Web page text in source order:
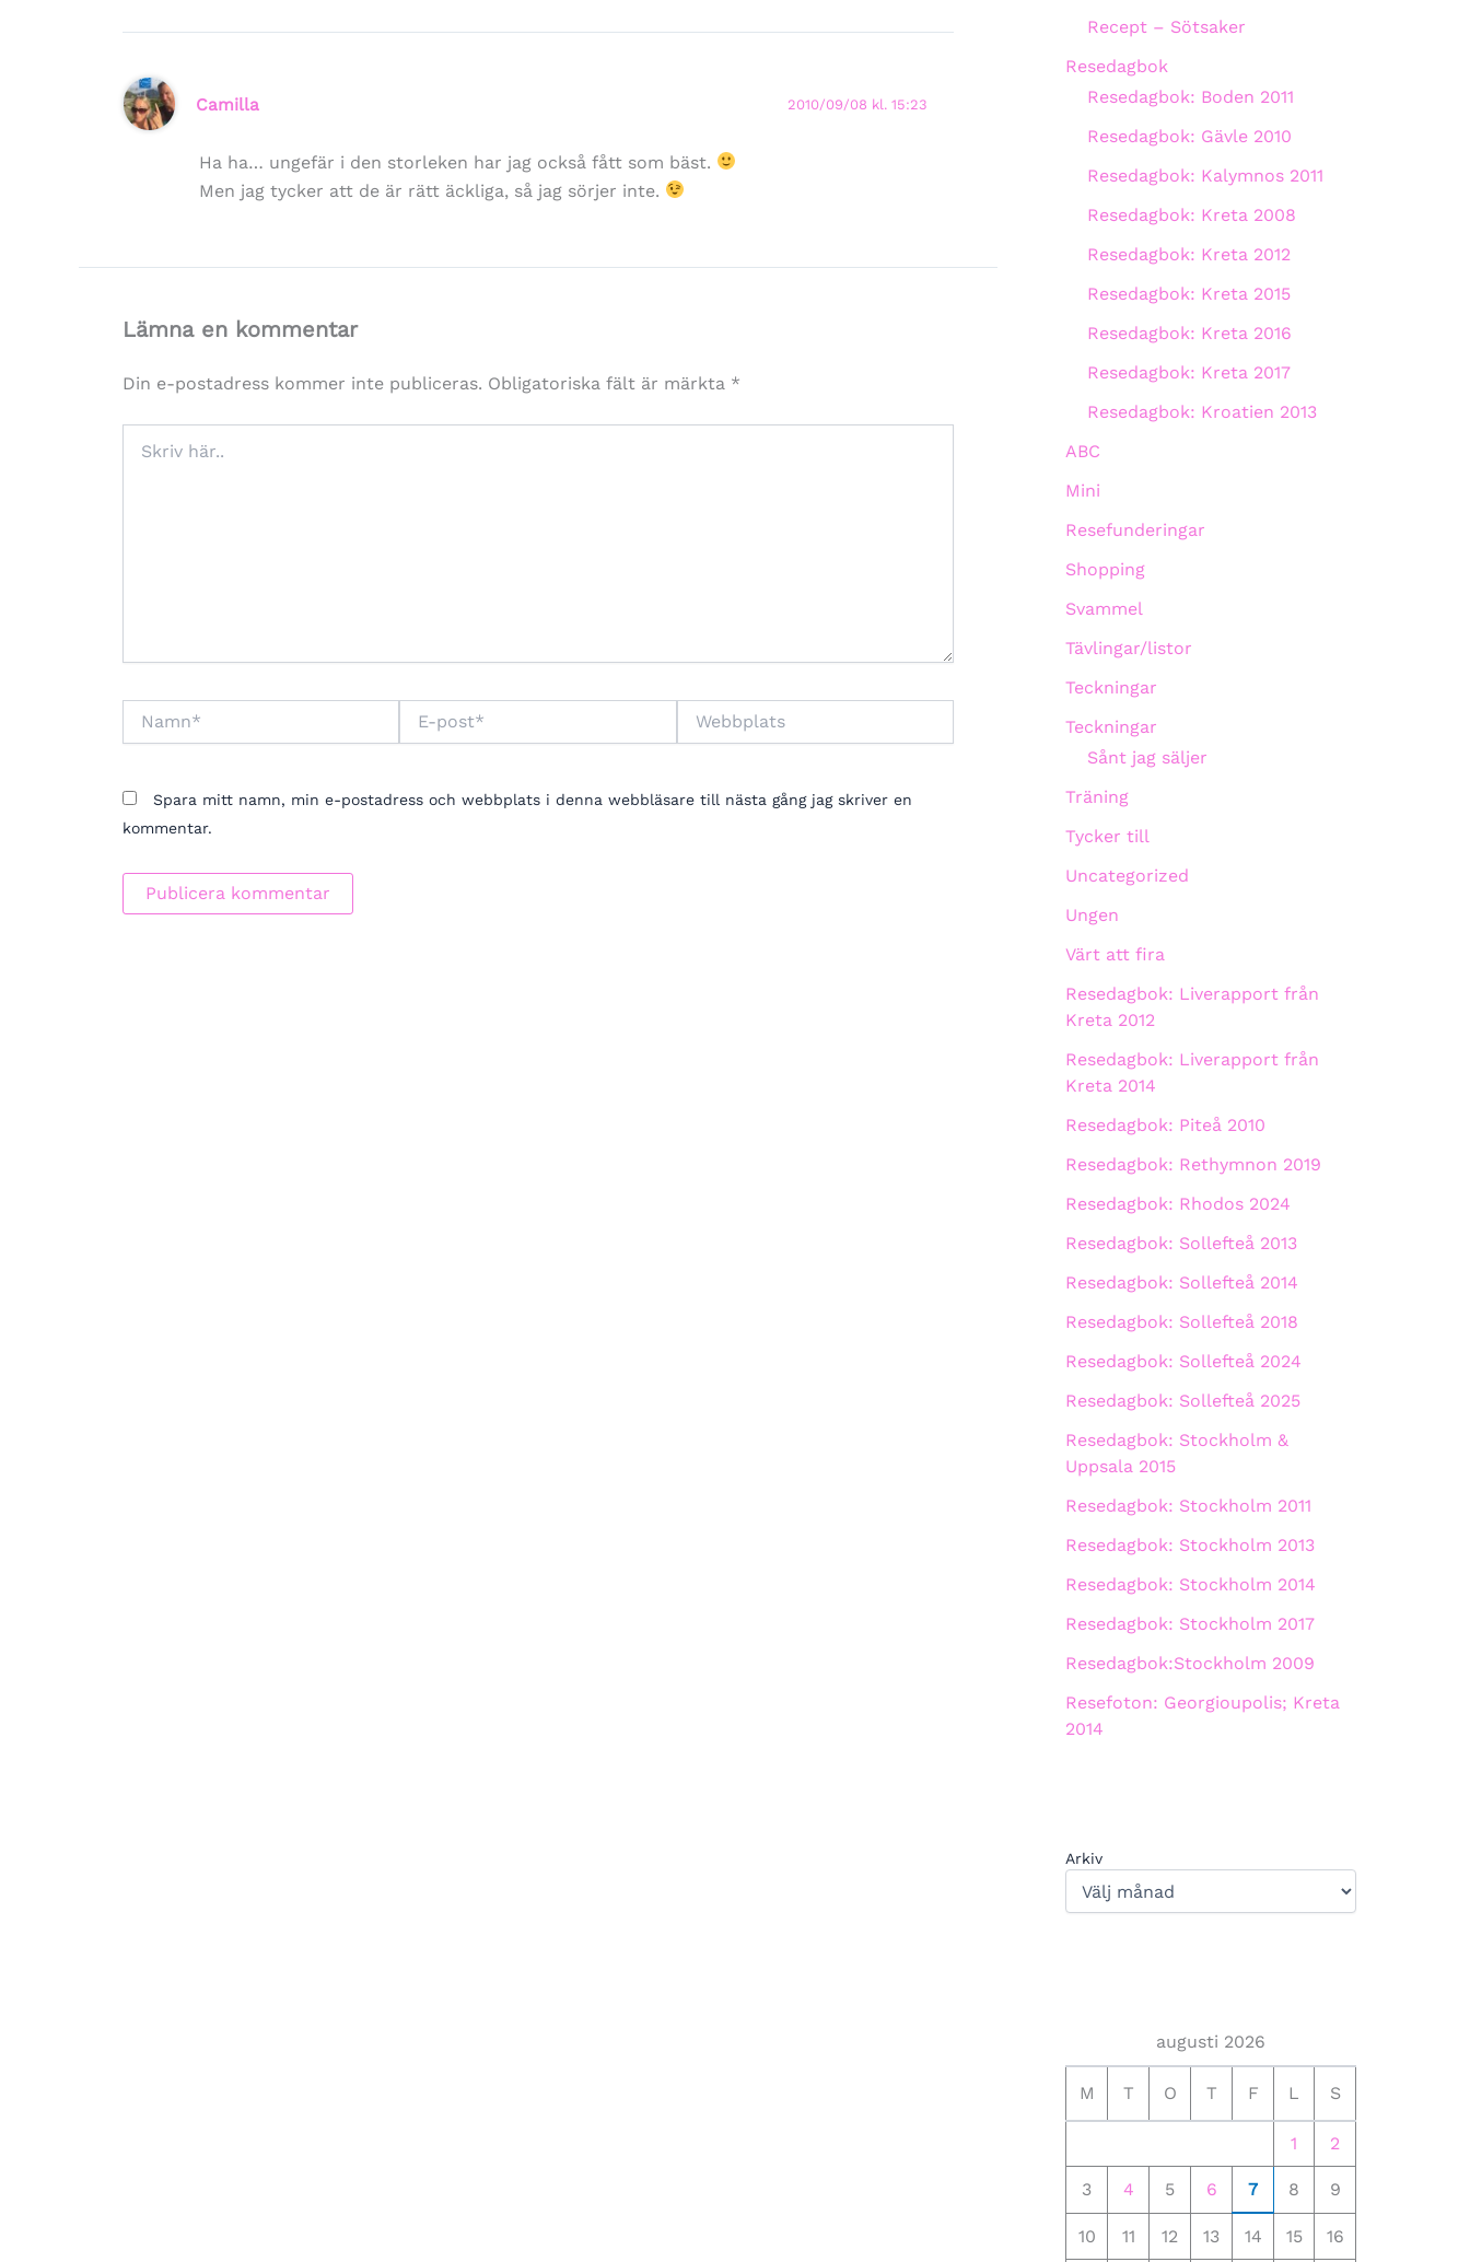
Camilla 2010/09/08 kl. 15:23
Ha ha… ungefär i den storleken har jag också fått som bäst.
Men jag tycker att de är rätt äckliga, så jag sörjer inte.
Lämna en kommentar
Din e-postadress kommer inte publiceras. Obligatoriska fält är märkta *
här..
post*
Spara mitt namn, min e-postadress och webbplats i denna webbläsare till nästa gång jag skriver en
kommentar.
Recept – Sötsaker
Resedagbok
Resedagbok: Boden 2011
Resedagbok: Gävle 2010
Resedagbok: Kalymnos 2011
Resedagbok: Kreta 2008
Resedagbok: Kreta 2012
Resedagbok: Kreta 2015
Resedagbok: Kreta 2016
Resedagbok: Kreta 2017
Resedagbok: Kroatien 2013
ABC
Mini
Resefunderingar
Shopping
Svammel
Tävlingar/listor
Teckningar
Teckningar
Sånt jag säljer
Träning
Tycker till
Uncategorized
Ungen
Värt att fira
Resedagbok: Liverapport från
Kreta 2012
Resedagbok: Liverapport från
Kreta 2014
Resedagbok: Piteå 2010
Resedagbok: Rethymnon 2019
Resedagbok: Rhodos 2024
Resedagbok: Sollefteå 2013
Resedagbok: Sollefteå 2014
Resedagbok: Sollefteå 2018
Resedagbok: Sollefteå 2024
Resedagbok: Sollefteå 2025
Resedagbok: Stockholm &
Uppsala 2015
Resedagbok: Stockholm 2011
Resedagbok: Stockholm 2013
Resedagbok: Stockholm 2014
Resedagbok: Stockholm 2017
Resedagbok:Stockholm 2009
Resefoton: Georgioupolis; Kreta
2014
Arkiv
augusti 2026
M T O T F L S
1 2
3 4 5 6 7 8 9
10 11 12 13 14 15 16